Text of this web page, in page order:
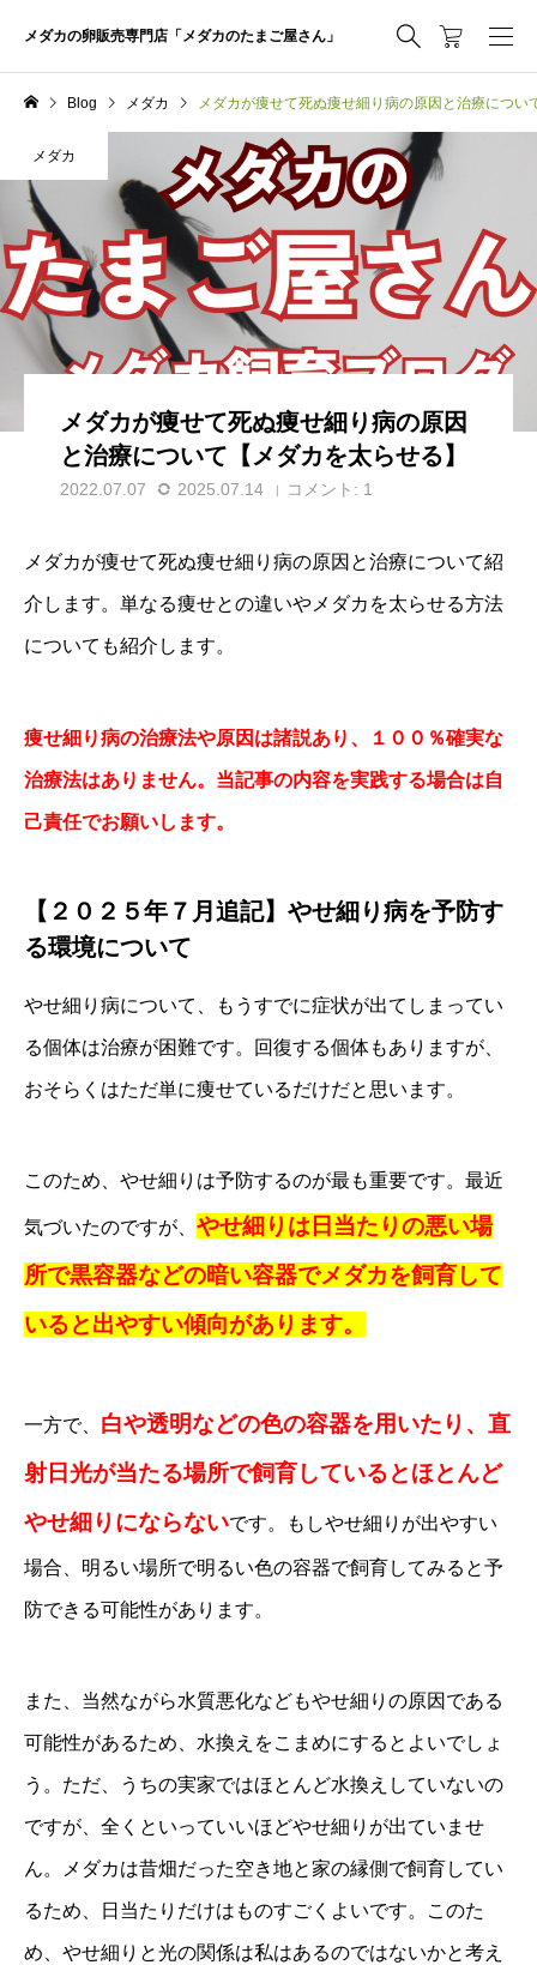
メダカの卵販売専門店「メダカのたまご屋さん」
Blog メダカ メダカが痩せて死ぬ痩せ細り病の原因と治療につい
メダカ
メダカが痩せて死ぬ痩せ細り病の原因
と治療について【メダカを太らせる】
2022.07.07 2025.07.14 コメント: 1
メダカが痩せて死ぬ痩せ細り病の原因と治療について紹
介します。単なる痩せとの違いやメダカを太らせる方法
についても紹介します。
痩せ細り病の治療法や原因は諸説あり、１００％確実な
治療法はありません。当記事の内容を実践する場合は自
己責任でお願いします。
【２０２５年７月追記】やせ細り病を予防す
る環境について
やせ細り病について、もうすでに症状が出てしまってい
る個体は治療が困難です。回復する個体もありますが、
おそらくはただ単に痩せているだけだと思います。
このため、やせ細りは予防するのが最も重要です。最近
気づいたのですが、 やせ細りは日当たりの悪い場
所で黒容器などの暗い容器でメダカを飼育して
いると出やすい傾向があります。
一方で、 白や透明などの色の容器を用いたり、直
射日光が当たる場所で飼育しているとほとんど
やせ細りにならないです。もしやせ細りが出やすい
場合、明るい場所で明るい色の容器で飼育してみると予
防できる可能性があります。
また、当然ながら水質悪化などもやせ細りの原因である
可能性があるため、水換えをこまめにするとよいでしょ
う。ただ、うちの実家ではほとんど水換えしていないの
ですが、全くといっていいほどやせ細りが出ていませ
ん。メダカは昔畑だった空き地と家の縁側で飼育してい
るため、日当たりだけはものすごくよいです。このた
め、やせ細りと光の関係は私はあるのではないかと考え